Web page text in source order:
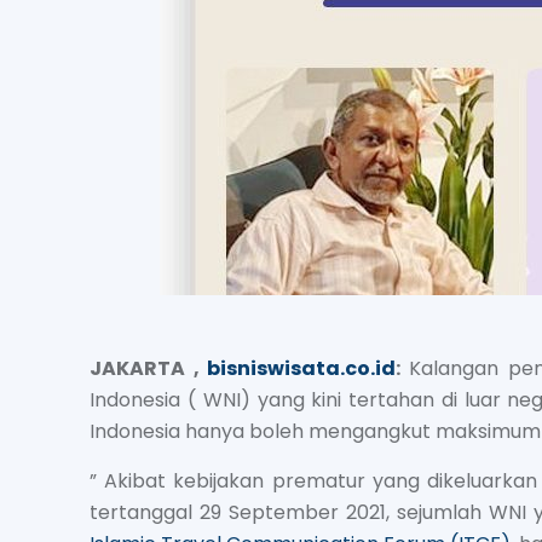
JAKARTA , bisniswisata.co.id:Kalangan
Indonesia ( WNI) yang kini tertahan di luar
Indonesia hanya boleh mengangkut
” Akibat kebijakan prematur yang
tertanggal 29 September 2021, sejumlah